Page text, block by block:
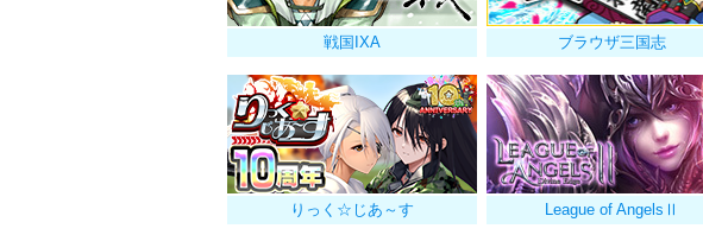
戦国IXA ブラウザ三国志
りっく☆じあ～す League of AngelsⅡ